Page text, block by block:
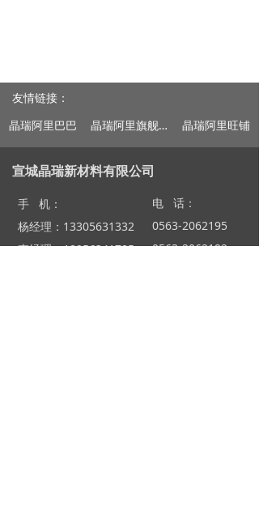
手 机：
杨经理：13305631332
李经理：18956341785
电 话：
0563-2062195
0563-2062192
宣城晶瑞新材料有限公司
友情链接：
晶瑞阿里巴巴
晶瑞阿里旗舰店 晶瑞阿里旺铺